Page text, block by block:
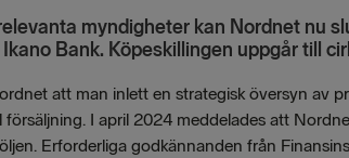
myndigheter kan Nordnet nu
Bank. Köpeskillingen uppgår till
att man inlett en strategisk översyn av
I april 2024 meddelades att
Erforderliga godkännanden från